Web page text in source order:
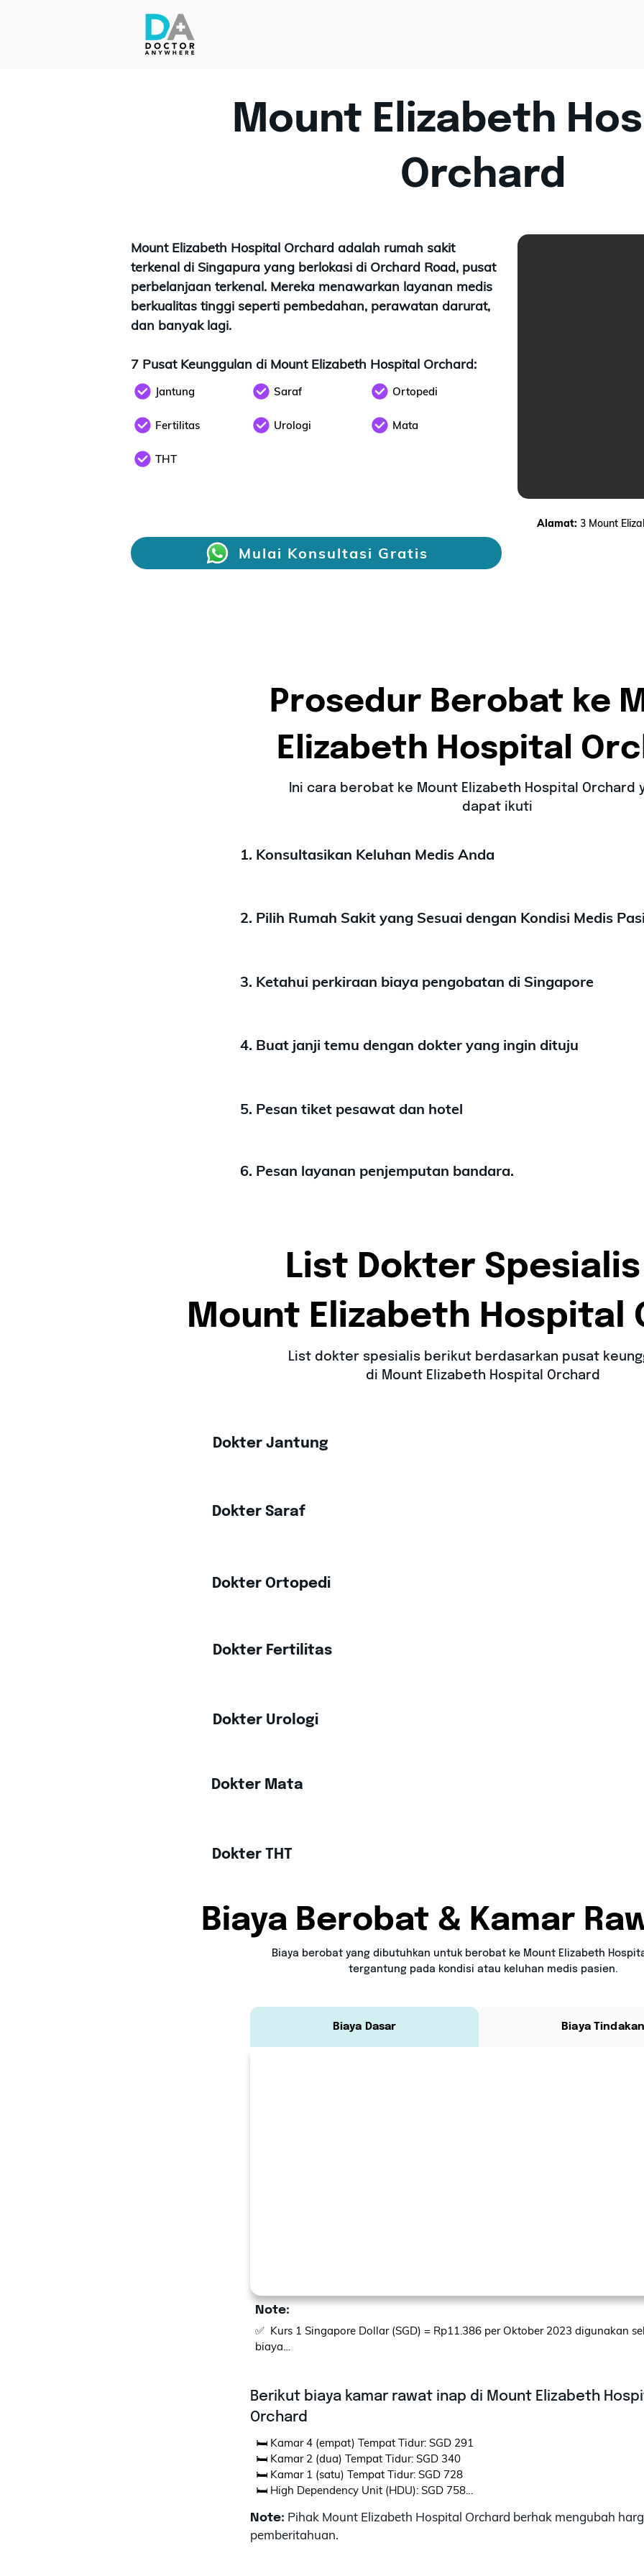
Mount Elizabeth
Orchard
Mount Elizabeth Hospital Orchard adalah rumah sakit
terkenal di Singapura yang berlokasi di Orchard Road, pusat
perbelanjaan terkenal. Mereka menawarkan layanan medis
berkualitas tinggi seperti pembedahan, perawatan darurat,
dan banyak lagi.
7 Pusat Keunggulan di Mount Elizabeth Hospital Orchard:
Jantung
Fertilitas
THT
Saraf
Urologi
Ortopedi
Mata
Alamat: 3 Mount
Mulai Konsultasi Gratis
Prosedur Berobat ke
Elizabeth Hospital
Ini cara berobat ke Mount Elizabeth Hospital Orchard
dapat ikuti
1. Konsultasikan Keluhan Medis Anda
2. Pilih Rumah Sakit yang Sesuai dengan Kondisi Medis
3. Ketahui perkiraan biaya pengobatan di Singapore
4. Buat janji temu dengan dokter yang ingin dituju
5. Pesan tiket pesawat dan hotel
6. Pesan layanan penjemputan bandara.
List Dokter
Mount Elizabeth Hospital
List dokter spesialis berikut berdasarkan pusat
di Mount Elizabeth Hospital Orchard
Dokter Jantung
Dokter Saraf
Dokter Ortopedi
Dokter Fertilitas
Dokter Urologi
Dokter Mata
Dokter THT
Biaya Berobat & Kamar
Biaya berobat yang dibutuhkan untuk berobat ke Mount Elizabeth
tergantung pada kondisi atau keluhan medis pasien.
Biaya Dasar Biaya
Note:
✅  Kurs 1 Singapore Dollar (SGD) = Rp11.386 per Oktober 2023 digunakan
biaya
dijalani, dan obat-obatan yang akan digunakan. Biaya diatas hanyalah
✅  Beberapa keluhan medis memerlukan pertemuan dengan dokter terlebih
dokter perlu memutuskan tindakan yang akan diberikan.
Berikut biaya kamar rawat inap di Mount Elizabeth
Orchard
🛏 Kamar 4 (empat) Tempat Tidur: SGD 291
🛏 Kamar 2 (dua) Tempat Tidur: SGD 340
🛏 Kamar 1 (satu) Tempat Tidur: SGD 728
🛏 High Dependency Unit (HDU): SGD 758
🛏 Kamar Executive Deluxe Suite: SGD 1288
🛏 Kamar Daffodil/Magnolia Suite: SGD 2838
Note: Pihak Mount Elizabeth Hospital Orchard berhak mengubah
pemberitahuan.